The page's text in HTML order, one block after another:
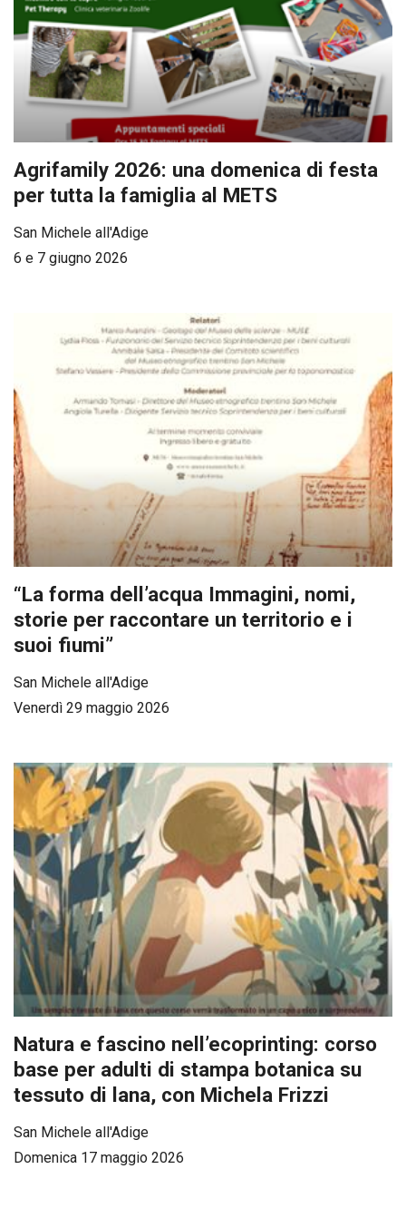
Agrifamily 2026: una domenica di festa
per tutta la famiglia al METS
San Michele all'Adige
6 e 7 giugno 2026
“La forma dell’acqua Immagini, nomi,
storie per raccontare un territorio e i
suoi fiumi”
San Michele all'Adige
Venerdì 29 maggio 2026
Natura e fascino nell’ecoprinting: corso
base per adulti di stampa botanica su
tessuto di lana, con Michela Frizzi
San Michele all'Adige
Domenica 17 maggio 2026